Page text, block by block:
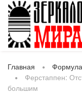
Главная
Ферстаппен:
большим